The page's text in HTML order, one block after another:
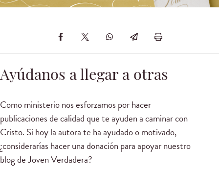
Ayúdanos a llegar a otras
Como ministerio nos esforzamos por hacer
publicaciones de calidad que te ayuden a caminar con
Cristo. Si hoy la autora te ha ayudado o motivado,
¿considerarías hacer una donación para apoyar nuestro
blog de Joven Verdadera?